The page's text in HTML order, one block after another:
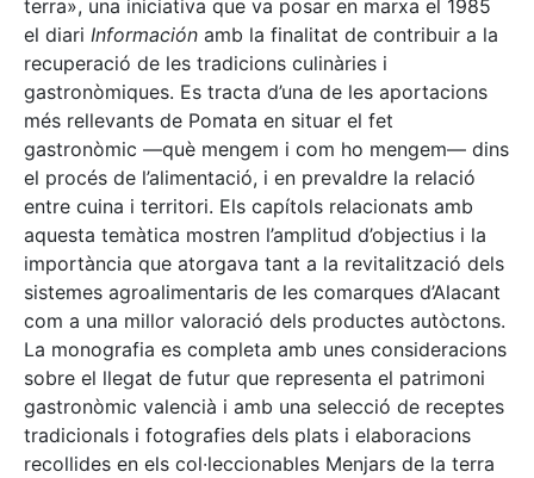
terra», una iniciativa que va posar en marxa el 1985
el diari Información amb la finalitat de contribuir a la
recuperació de les tradicions culinàries i
gastronòmiques. Es tracta d’una de les aportacions
més rellevants de Pomata en situar el fet
gastronòmic —què mengem i com ho mengem— dins
el procés de l’alimentació, i en prevaldre la relació
entre cuina i territori. Els capítols relacionats amb
aquesta temàtica mostren l’amplitud d’objectius i la
importància que atorgava tant a la revitalització dels
sistemes agroalimentaris de les comarques d’Alacant
com a una millor valoració dels productes autòctons.
La monografia es completa amb unes consideracions
sobre el llegat de futur que representa el patrimoni
gastronòmic valencià i amb una selecció de receptes
tradicionals i fotografies dels plats i elaboracions
recollides en els col·leccionables Menjars de la terra